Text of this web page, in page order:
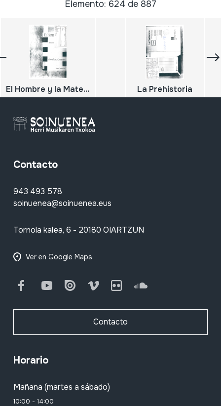
Elemento: 624 de 887
El Hombre y la Materia ( evolucion y tecnica) La Prehistoria
Contacto
943 493 578
soinuenea@soinuenea.eus
Tornola kalea, 6 - 20180 OIARTZUN
Ver en Google Maps
FacebookYoutube Issuu Vimeo Flickr SoundCloud
Contacto
Horario
Mañana (martes a sábado)
10:00 - 14:00